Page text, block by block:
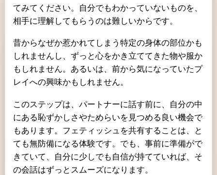
てみてください。自分でもわかっていないものを、
相手に理解してもらうのは難しいからです。
昔からなぜか惹かれてしまう特定の身体の部位かも
しれませんし、ずっと心をかき立ててきた物や服か
もしれません。あるいは、前から気になっていたプ
レイへの興味かもしれません。
このステップは、パートナーに話す前に、自分の中
にある恥ずかしさやためらいを見つめる良い機会で
もあります。フェティッシュを共有することは、と
ても無防備になる体験です。でも、事前に準備がで
きていて、自分に少しでも自信が持てていれば、そ
の会話はずっとスムーズになります。